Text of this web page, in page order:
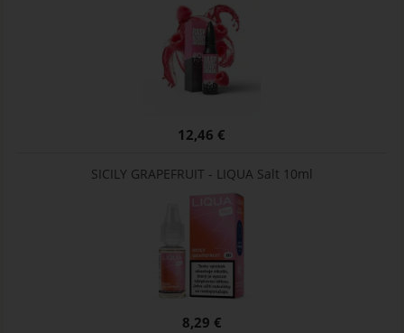
12,46 €
SICILY GRAPEFRUIT - LIQUA Salt 10ml
8,29 €